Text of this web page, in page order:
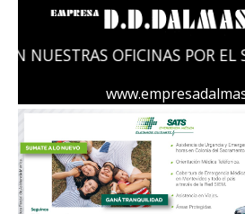
POR EL SERVICIO DE